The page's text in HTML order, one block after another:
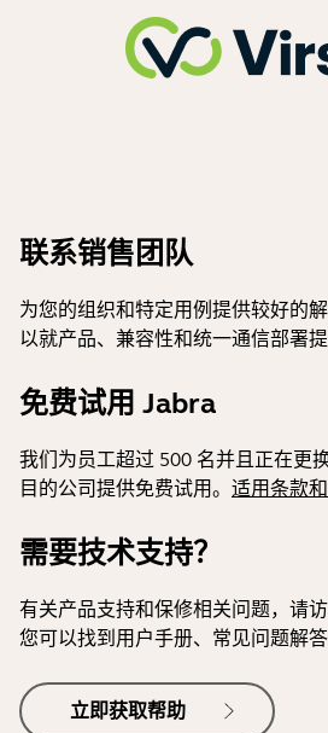
联系销售团队
为您的组织和特定用例提供较好的
以就产品、兼容性和统一通信部署提
免费试用 Jabra
我们为员工超过 500 名并且正在更
目的公司提供免费试用。 适用条款
需要技术支持？
有关产品支持和保修相关问题，请
您可以找到用户手册、常见问题解
立即获取帮助